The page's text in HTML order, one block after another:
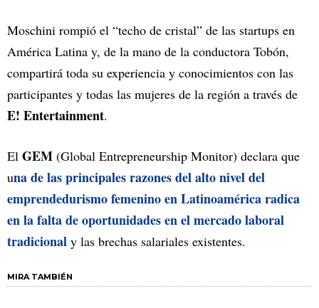
Moschini rompió el “techo de cristal” de las startups en
América Latina y, de la mano de la conductora Tobón,
compartirá toda su experiencia y conocimientos con las
participantes y todas las mujeres de la región a través de
E! Entertainment.
El GEM (Global Entrepreneurship Monitor) declara que
una de las principales razones del alto nivel del
emprendedurismo femenino en Latinoamérica radica
en la falta de oportunidades en el mercado laboral
tradicional y las brechas salariales existentes.
MIRA TAMBIÉN